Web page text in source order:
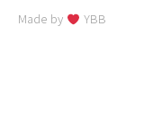
Made by YBB